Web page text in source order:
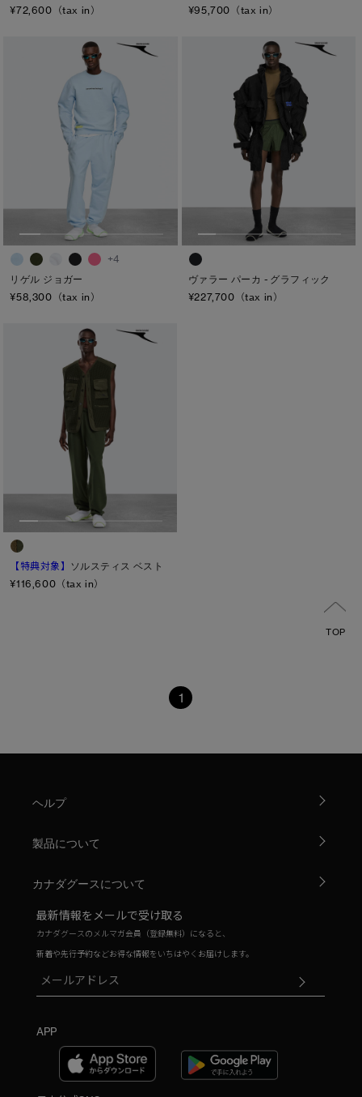
¥72,600（tax in）
¥95,700（tax in）
+4
リゲル ジョガー
¥58,300（tax in）
ヴァラー パーカ - グラフィック
¥227,700（tax in）
【特典対象】 ソルスティス ベスト
¥116,600（tax in）
TOP
1
ヘルプ
製品について
カナダグースについて
最新情報をメールで受け取る
カナダグースのメルマガ会員（登録無料）になると、
新着や先行予約などお得な情報をいちはやくお届けします。
APP